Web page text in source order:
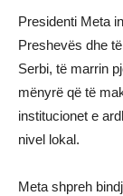
Presidenti Meta
Preshevës dhe
Serbi, të marrin
mënyrë që të
institucionet e
nivel lokal.
Meta shpreh